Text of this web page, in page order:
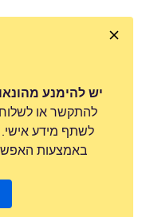
יש להימנע
להתקשר או
לשתף מידע אישי.
באמצעות